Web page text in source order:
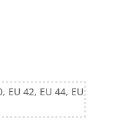
EU 42, EU 44, EU